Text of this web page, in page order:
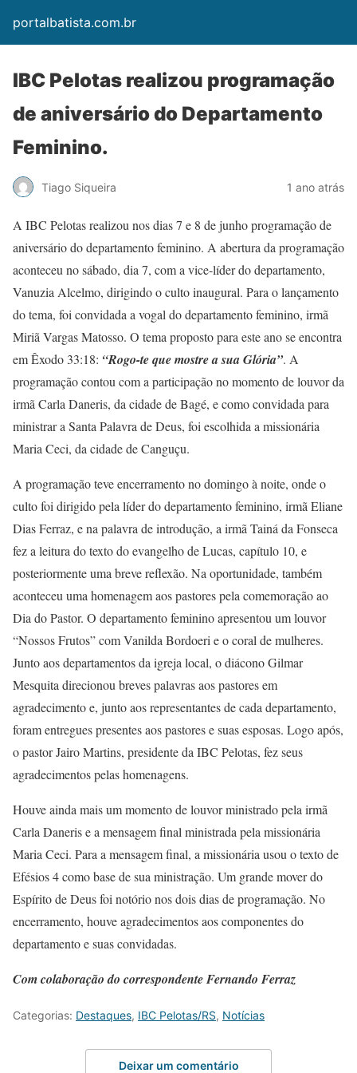
portalbatista.com.br
IBC Pelotas realizou programação
de aniversário do Departamento
Feminino.
Tiago Siqueira 1 ano atrás
A IBC Pelotas realizou nos dias 7 e 8 de junho programação de
aniversário do departamento feminino. A abertura da programação
aconteceu no sábado, dia 7, com a vice-líder do departamento,
Vanuzia Alcelmo, dirigindo o culto inaugural. Para o lançamento
do tema, foi convidada a vogal do departamento feminino, irmã
Miriã Vargas Matosso. O tema proposto para este ano se encontra
em Êxodo 33:18: “Rogo-te que mostre a sua Glória”. A
programação contou com a participação no momento de louvor da
irmã Carla Daneris, da cidade de Bagé, e como convidada para
ministrar a Santa Palavra de Deus, foi escolhida a missionária
Maria Ceci, da cidade de Canguçu.
A programação teve encerramento no domingo à noite, onde o
culto foi dirigido pela líder do departamento feminino, irmã Eliane
Dias Ferraz, e na palavra de introdução, a irmã Tainá da Fonseca
fez a leitura do texto do evangelho de Lucas, capítulo 10, e
posteriormente uma breve reflexão. Na oportunidade, também
aconteceu uma homenagem aos pastores pela comemoração ao
Dia do Pastor. O departamento feminino apresentou um louvor
“Nossos Frutos” com Vanilda Bordoeri e o coral de mulheres.
Junto aos departamentos da igreja local, o diácono Gilmar
Mesquita direcionou breves palavras aos pastores em
agradecimento e, junto aos representantes de cada departamento,
foram entregues presentes aos pastores e suas esposas. Logo após,
o pastor Jairo Martins, presidente da IBC Pelotas, fez seus
agradecimentos pelas homenagens.
Houve ainda mais um momento de louvor ministrado pela irmã
Carla Daneris e a mensagem final ministrada pela missionária
Maria Ceci. Para a mensagem final, a missionária usou o texto de
Efésios 4 como base de sua ministração. Um grande mover do
Espírito de Deus foi notório nos dois dias de programação. No
encerramento, houve agradecimentos aos componentes do
departamento e suas convidadas.
Com colaboração do correspondente Fernando Ferraz
Categorias: Destaques, IBC Pelotas/RS, Notícias
Deixar um comentário